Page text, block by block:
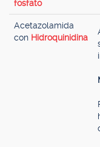
fosfato
Acetazolamida
con Hidroquinidina